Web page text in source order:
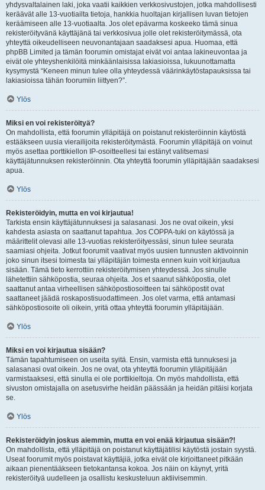
yhdysvaltalainen laki, joka vaatii kaikkien verkkosivustojen, jotka mahdollisesti
keräävät alle 13-vuotiailta tietoja, hankkia huoltajan kirjallisen luvan tietojen
keräämiseen alle 13-vuotiaalta. Jos olet epävarma koskeeko tämä sinua
rekisteröityvänä käyttäjänä tai verkkosivua jolle olet rekisteröitymässä, ota
yhteyttä oikeudelliseen neuvonantajaan saadaksesi apua. Huomaa, että
phpBB Limited ja tämän foorumin omistajat eivät voi antaa lakineuvontaa ja
eivät ole yhteyshenkilöitä minkäänlaisissa lakiasioissa, lukuunottamatta
kysymystä “Keneen minun tulee olla yhteydessä väärinkäytöstapauksissa tai
lakiasioissa tähän foorumiin liittyen?”.
Ylös
Miksi en voi rekisteröityä?
On mahdollista, että foorumin ylläpitäjä on poistanut rekisteröinnin käytöstä
estääkseen uusia vierailijoita rekisteröitymästä. Foorumin ylläpitäjä on voinut
myös asettaa porttikiellon IP-osoitteellesi tai estänyt valitsemasi
käyttäjätunnuksen rekisteröinnin. Ota yhteyttä foorumin ylläpitäjään saadaksesi
apua.
Ylös
Rekisteröidyin, mutta en voi kirjautua!
Tarkista ensin käyttäjätunnuksesi ja salasanasi. Jos ne ovat oikein, yksi
kahdesta asiasta on saattanut tapahtua. Jos COPPA-tuki on käytössä ja
määrittelit olevasi alle 13-vuotias rekisteröityessäsi, sinun tulee seurata
saamiasi ohjeita. Jotkut foorumit vaativat myös uusien tunnusten aktivoinnin
joko sinun itsesi toimesta tai ylläpitäjän toimesta ennen kuin voit kirjautua
sisään. Tämä tieto kerrottiin rekisteröitymisen yhteydessä. Jos sinulle
lähetettiin sähköpostia, seuraa ohjeita. Jos et saanut sähköpostia, olet
saattanut antaa virheellisen sähköpostiosoitteen tai sähköpostit ovat
saattaneet jäädä roskapostisuodattimeen. Jos olet varma, että antamasi
sähköpostiosoite oli oikein, yritä ottaa yhteyttä foorumin ylläpitäjään.
Ylös
Miksi en voi kirjautua sisään?
Tämän tapahtumiseen on useita syitä. Ensin, varmista että tunnuksesi ja
salasanasi ovat oikein. Jos ne ovat, ota yhteyttä foorumin ylläpitäjään
varmistaaksesi, että sinulla ei ole porttikieltoja. On myös mahdollista, että
sivuston omistajalla on asetusvirhe heidän päässään ja heidän pitäisi korjata
se.
Ylös
Rekisteröidyin joskus aiemmin, mutta en voi enää kirjautua sisään?!
On mahdollista, että ylläpitäjä on poistanut käyttäjätilisi käytöstä jostain syystä.
Useat foorumit myös poistavat käyttäjiä, jotka eivät ole kirjoittaneet pitkään
aikaan pienentääkseen tietokantansa kokoa. Jos näin on käynyt, yritä
rekisteröityä uudelleen ja osallistu keskusteluun aktiivisemmin.